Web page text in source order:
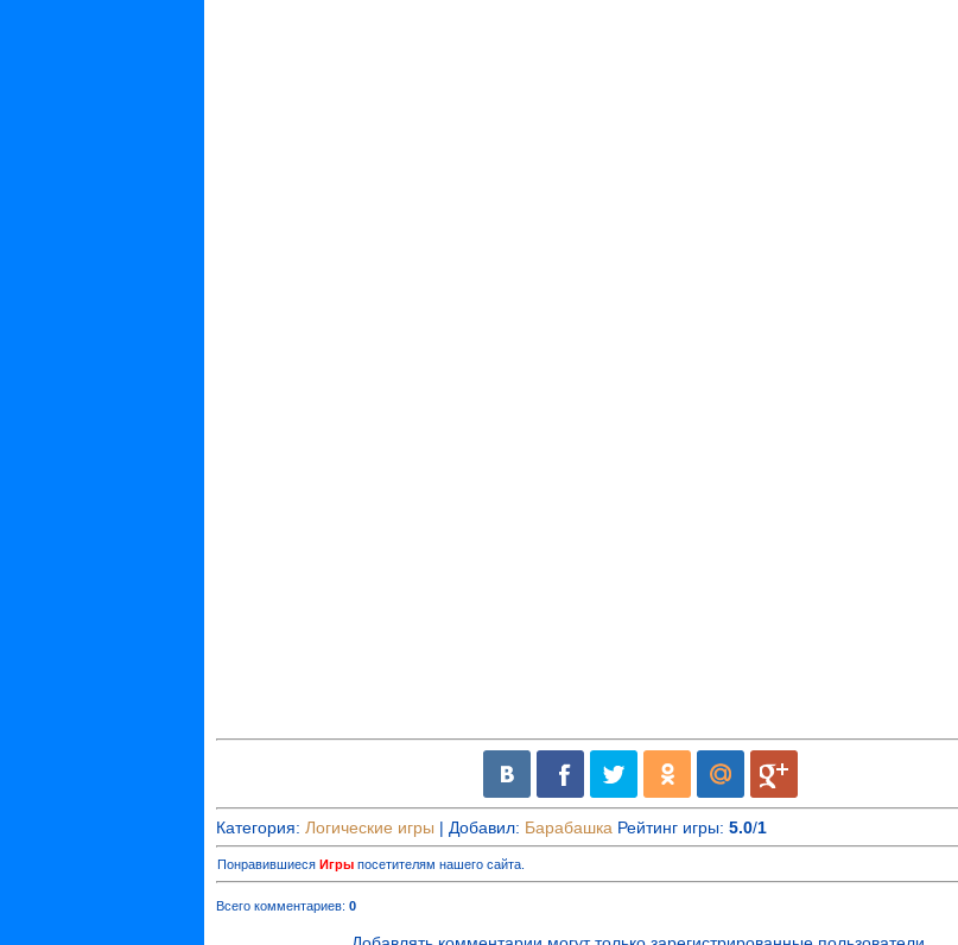
Категория: Логические игры | Добавил: Барабашка Рейтинг игры: 5.0/1
Понравившиеся Игры посетителям нашего сайта.
Всего комментариев: 0